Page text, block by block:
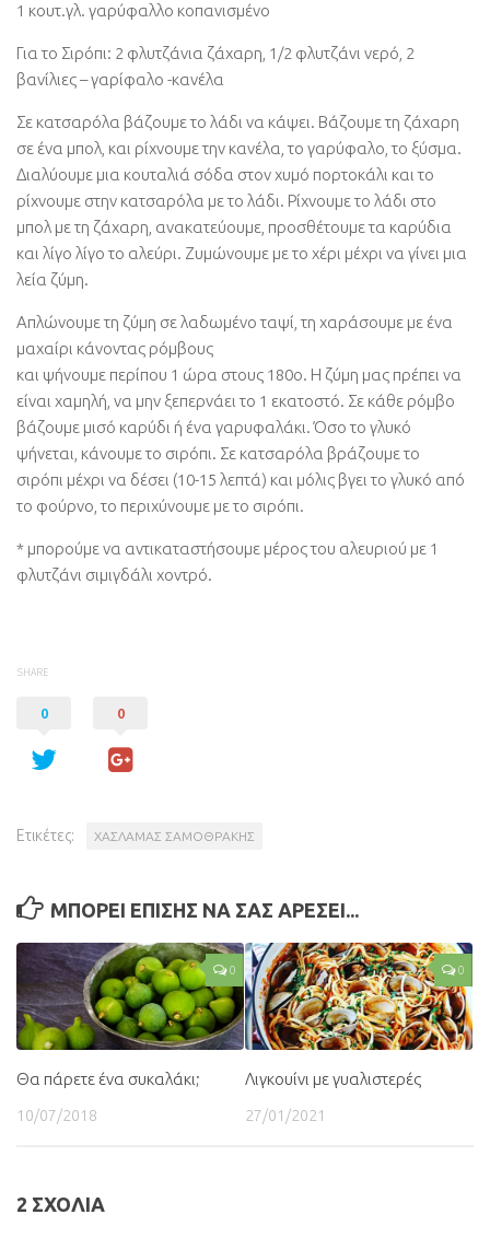
1 κουτ.γλ. γαρύφαλλο κοπανισμένο
Για το Σιρόπι: 2 φλυτζάνια ζάχαρη, 1/2 φλυτζάνι νερό, 2
βανίλιες – γαρίφαλο -κανέλα
Σε κατσαρόλα βάζουμε το λάδι να κάψει. Βάζουμε τη ζάχαρη
σε ένα μπολ, και ρίχνουμε την κανέλα, το γαρύφαλο, το ξύσμα.
Διαλύουμε μια κουταλιά σόδα στον χυμό πορτοκάλι και το
ρίχνουμε στην κατσαρόλα με το λάδι. Ρίχνουμε το λάδι στο
μπολ με τη ζάχαρη, ανακατεύουμε, προσθέτουμε τα καρύδια
και λίγο λίγο το αλεύρι. Ζυμώνουμε με το χέρι μέχρι να γίνει μια
λεία ζύμη.
Απλώνουμε τη ζύμη σε λαδωμένο ταψί, τη χαράσουμε με ένα
μαχαίρι κάνοντας ρόμβους
και ψήνουμε περίπου 1 ώρα στους 180ο. Η ζύμη μας πρέπει να
είναι χαμηλή, να μην ξεπερνάει το 1 εκατοστό. Σε κάθε ρόμβο
βάζουμε μισό καρύδι ή ένα γαρυφαλάκι. Όσο το γλυκό
ψήνεται, κάνουμε το σιρόπι. Σε κατσαρόλα βράζουμε το
σιρόπι μέχρι να δέσει (10-15 λεπτά) και μόλις βγει το γλυκό από
το φούρνο, το περιχύνουμε με το σιρόπι.
* μπορούμε να αντικαταστήσουμε μέρος του αλευριού με 1
φλυτζάνι σιμιγδάλι χοντρό.
SHARE
0 0
Ετικέτες: ΧΑΣΛΑΜΑΣ ΣΑΜΟΘΡΑΚΗΣ
ΜΠΟΡΕΙ ΕΠΙΣΗΣ ΝΑ ΣΑΣ ΑΡΕΣΕΙ...
0
Θα πάρετε ένα συκαλάκι;
10/07/2018
0
Λιγκουίνι με γυαλιστερές
27/01/2021
2 ΣΧΟΛΙΑ